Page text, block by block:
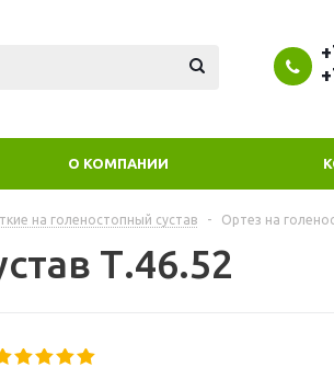
О КОМПАНИИ
на голеностопный сустав - Ортез на
Т.46.52